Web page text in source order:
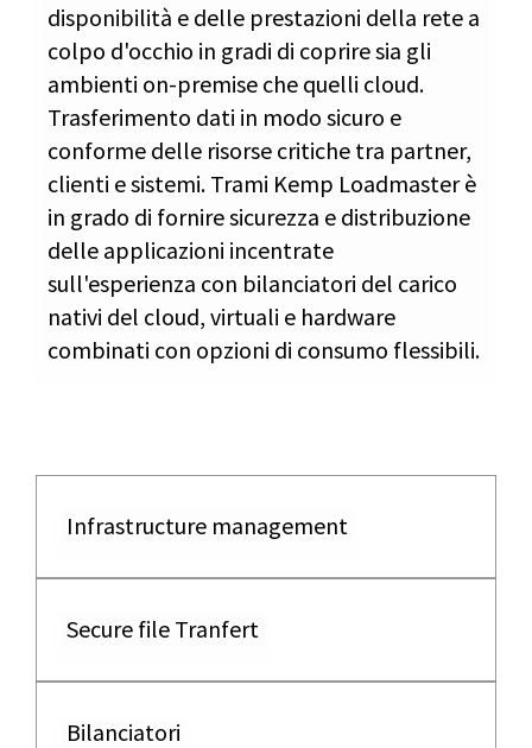
disponibilità e delle prestazioni della rete a
colpo d'occhio in gradi di coprire sia gli
ambienti on-premise che quelli cloud.
Trasferimento dati in modo sicuro e
conforme delle risorse critiche tra partner,
clienti e sistemi. Trami Kemp Loadmaster è
in grado di fornire sicurezza e distribuzione
delle applicazioni incentrate
sull'esperienza con bilanciatori del carico
nativi del cloud, virtuali e hardware
combinati con opzioni di consumo flessibili.
Infrastructure management
Secure file Tranfert
Bilanciatori